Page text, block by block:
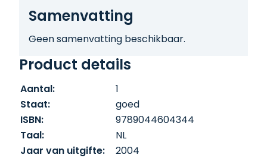
Samenvatting
Geen samenvatting beschikbaar.
Product details
Aantal:
1
Staat:
goed
ISBN:
9789044604344
Taal:
NL
Jaar van uitgifte:
2004